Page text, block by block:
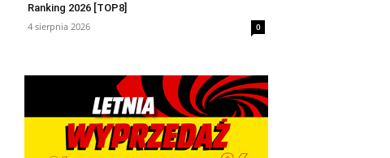
Ranking 2026 [TOP8]
4 sierpnia 2026
0